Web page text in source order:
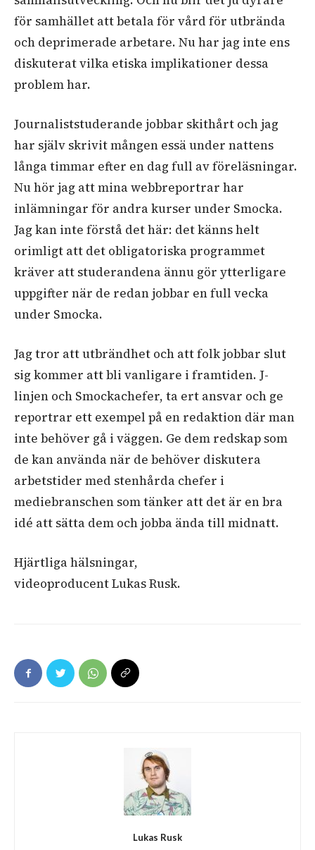
för samhället att betala för vård för utbrända
och deprimerade arbetare. Nu har jag inte ens
diskuterat vilka etiska implikationer dessa
problem har.
Journaliststuderande jobbar skithårt och jag
har själv skrivit mången essä under nattens
långa timmar efter en dag full av föreläsningar.
Nu hör jag att mina webbreportrar har
inlämningar för andra kurser under Smocka.
Jag kan inte förstå det här: det känns helt
orimligt att det obligatoriska programmet
kräver att studerandena ännu gör ytterligare
uppgifter när de redan jobbar en full vecka
under Smocka.
Jag tror att utbrändhet och att folk jobbar slut
sig kommer att bli vanligare i framtiden. J-
linjen och Smockachefer, ta ert ansvar och ge
reportrar ett exempel på en redaktion där man
inte behöver gå i väggen. Ge dem redskap som
de kan använda när de behöver diskutera
arbetstider med stenhårda chefer i
mediebranschen som tänker att det är en bra
idé att sätta dem och jobba ända till midnatt.
Hjärtliga hälsningar,
videoproducent Lukas Rusk.
Lukas Rusk